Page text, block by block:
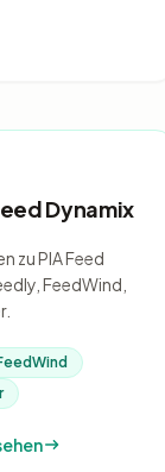
Dynamix
zu PIA Feed
FeedWind,